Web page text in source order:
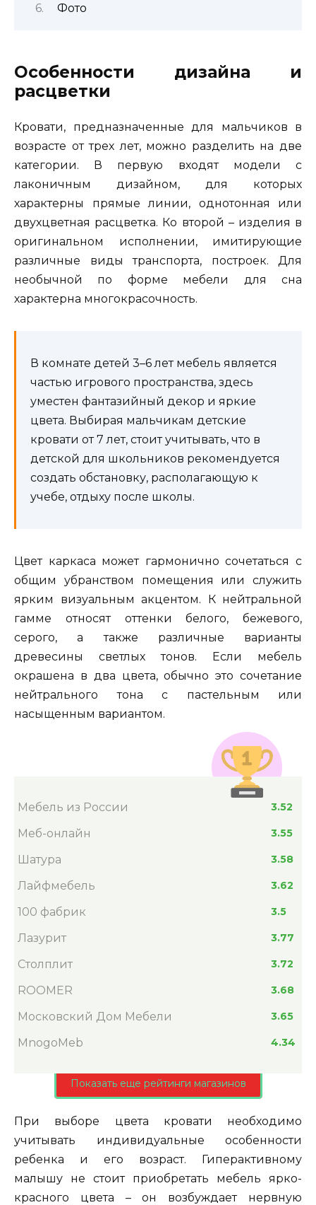
Фото
Особенности дизайна и
расцветки
Кровати, предназначенные для мальчиков в
возрасте от трех лет, можно разделить на две
категории. В первую входят модели с
лаконичным дизайном, для которых
характерны прямые линии, однотонная или
двухцветная расцветка. Ко второй – изделия в
оригинальном исполнении, имитирующие
различные виды транспорта, построек. Для
необычной по форме мебели для сна
характерна многокрасочность.
В комнате детей 3–6 лет мебель является
частью игрового пространства, здесь
уместен фантазийный декор и яркие
цвета. Выбирая мальчикам детские
кровати от 7 лет, стоит учитывать, что в
детской для школьников рекомендуется
создать обстановку, располагающую к
учебе, отдыху после школы.
Цвет каркаса может гармонично сочетаться с
общим убранством помещения или служить
ярким визуальным акцентом. К нейтральной
гамме относят оттенки белого, бежевого,
серого, а также различные варианты
древесины светлых тонов. Если мебель
окрашена в два цвета, обычно это сочетание
нейтрального тона с пастельным или
насыщенным вариантом.
Мебель из России 3.52
Меб-онлайн 3.55
Шатура 3.58
Лайфмебель 3.62
100 фабрик 3.5
Лазурит 3.77
Столплит 3.72
ROOMER 3.68
Московский Дом Мебели 3.65
MnogoMeb 4.34
Показать еще рейтинги магазинов
При выборе цвета кровати необходимо
учитывать индивидуальные особенности
ребенка и его возраст. Гиперактивному
малышу не стоит приобретать мебель ярко-
красного цвета – он возбуждает нервную